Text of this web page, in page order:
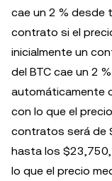
cae un 2 % desde
contrato si el
inicialmente un
del BTC cae un 2
automáticamente
con lo que el
contratos será de
hasta los
lo que el precio